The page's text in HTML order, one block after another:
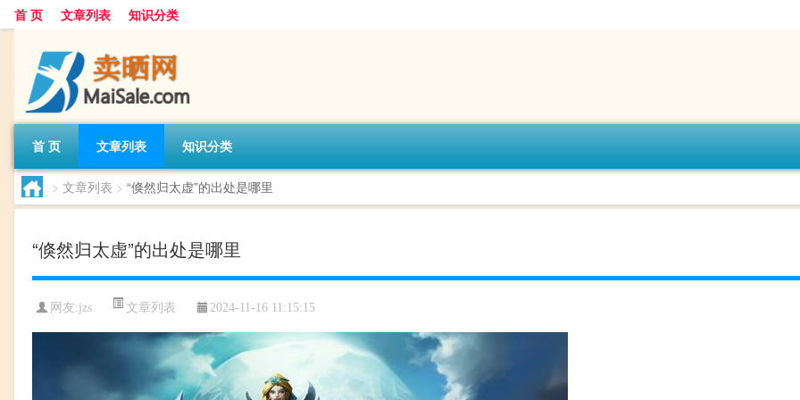
首 页 文章列表 知识分类
首 页 文章列表 知识分类
> 文章列表 > “倏然归太虚”的出处是哪里
“倏然归太虚”的出处是哪里
网友:jzs 文章列表 2024-11-16 11:15:15